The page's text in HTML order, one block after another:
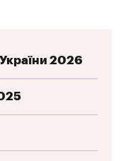
України 2026